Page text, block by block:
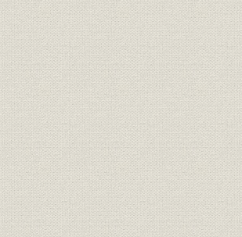
バル展開深化のための長期投資
融危機への対応
事業
草創と戦後の事業展開―デュラルミン製プロペラの生
機器事業再開―
機器事業の確立―事業の基礎を構築― 〔1961年~1970